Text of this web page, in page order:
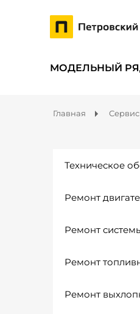
МОДЕЛЬНЫЙ
Главная Сервис
Техническое
Ремонт
Ремонт
Ремонт
Ремонт